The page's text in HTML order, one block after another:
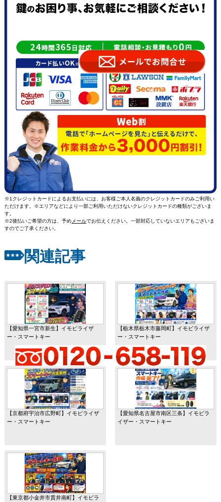
※1クレジットカードによるお支払いには、お客様ご本人名義のクレジットカードのみご利用い
ただけます。※エリアなどにより一部ご利用いただけないクレジットカードの種類がございま
す。
※2後払いご希望の方は、予めメールでお伝えください。一部対応していないエリアもございま
すのでご了承ください。
関連記事
【愛知県一宮市新生】イモビライザ
ー・スマートキー
【栃木県栃木市藤岡町】イモビライザ
ー・スマートキー
【京都府宇治市広野町】イモビライザ
ー・スマートキー
【愛知県名古屋市南区三条】イモビラ
イザー・スマートキー
【東京都小金井市貫井南町】イモビラ